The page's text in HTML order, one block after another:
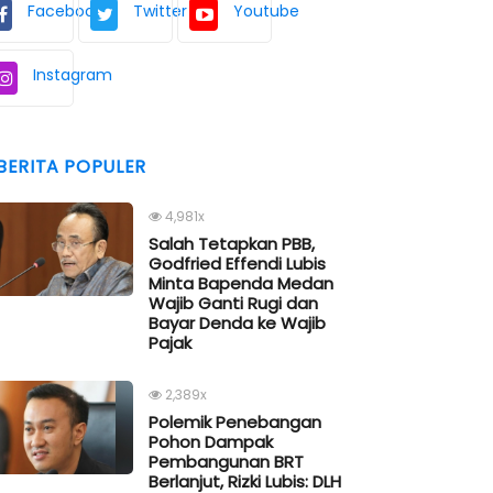
Facebook Twitter Youtube
Instagram
POPULER
4,981x
Salah Tetapkan PBB,
Godfried Effendi Lubis
Minta Bapenda Medan
Wajib Ganti Rugi dan
Bayar Denda ke Wajib
Pajak
2,389x
Polemik Penebangan
Pohon Dampak
Pembangunan BRT
Berlanjut, Rizki Lubis: DLH